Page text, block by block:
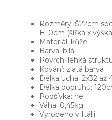
Rozměry: Š22cm
H10cm (šířka x
Materiál: kůže
Barva: bílá
Povrch: lehká
Kování: zlatá barva
Délka ucha: 2x32 až
Délka popruhu:
Podšívka: ne
Váha: 0,45kg
Vyrobeno v Itálii